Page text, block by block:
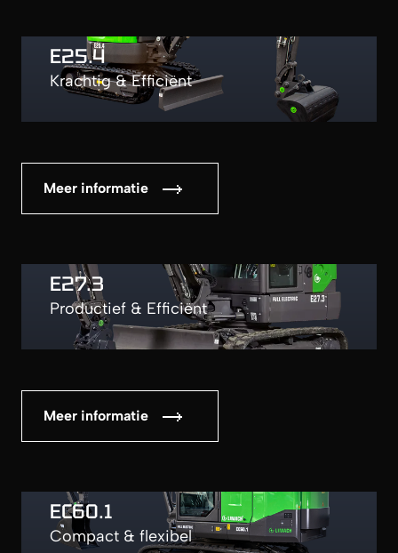
E25.4
Krachtig & Efficiënt
Meer informatie
E27.3
Productief & Efficiënt
Meer informatie
EC60.1
Compact & flexibel